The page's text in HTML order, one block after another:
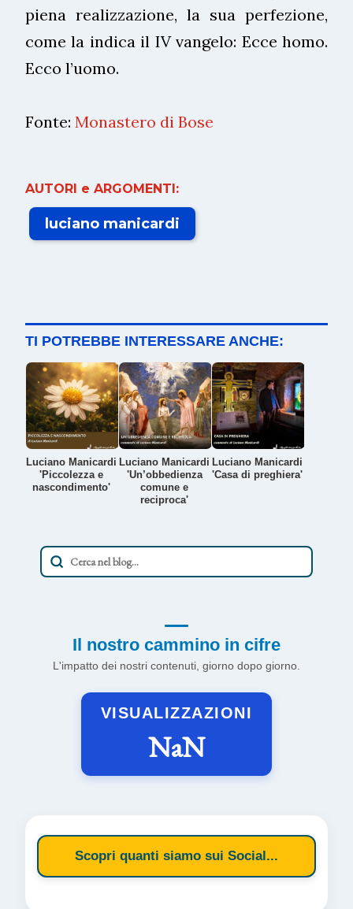
piena realizzazione, la sua perfezione,
come la indica il IV vangelo: Ecce homo.
Ecco l’uomo.
Fonte: Monastero di Bose
AUTORI e ARGOMENTI:
luciano manicardi
TI POTREBBE INTERESSARE ANCHE:
Luciano Manicardi
'Piccolezza e
nascondimento'
Luciano Manicardi
'Un’obbedienza
comune e
reciproca'
Luciano Manicardi
'Casa di preghiera'
Il nostro cammino in cifre
L'impatto dei nostri contenuti, giorno dopo giorno.
VISUALIZZAZIONI
NaN
Scopri quanti siamo sui Social...